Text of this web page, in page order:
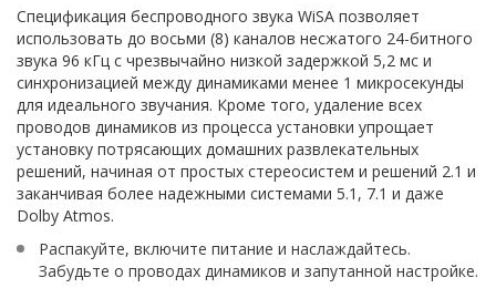
Спецификация беспроводного звука WiSA позволяет
использовать до восьми (8) каналов несжатого 24-битного
звука 96 кГц с чрезвычайно низкой задержкой 5,2 мс и
синхронизацией между динамиками менее 1 микросекунды
для идеального звучания. Кроме того, удаление всех
проводов динамиков из процесса установки упрощает
установку потрясающих домашних развлекательных
решений, начиная от простых стереосистем и решений 2.1 и
заканчивая более надежными системами 5.1, 7.1 и даже
Dolby Atmos.
Распакуйте, включите питание и наслаждайтесь.
Забудьте о проводах динамиков и запутанной настройке.